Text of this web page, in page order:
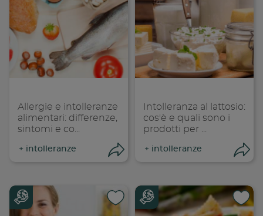
Condividi su
Copia link
Allergie e intolleranze
alimentari: differenze,
sintomi e co...
+ intolleranze
Intolleranza al lattosio:
cos'è e quali sono i
prodotti per ...
+ intolleranze